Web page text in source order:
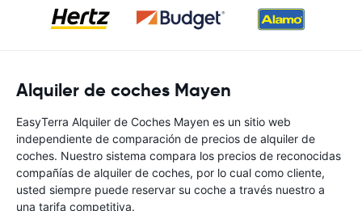
Alquiler de coches Mayen
EasyTerra Alquiler de Coches Mayen es un sitio web
independiente de comparación de precios de alquiler de
coches. Nuestro sistema compara los precios de reconocidas
compañías de alquiler de coches, por lo cual como cliente,
usted siempre puede reservar su coche a través nuestro a
una tarifa competitiva.